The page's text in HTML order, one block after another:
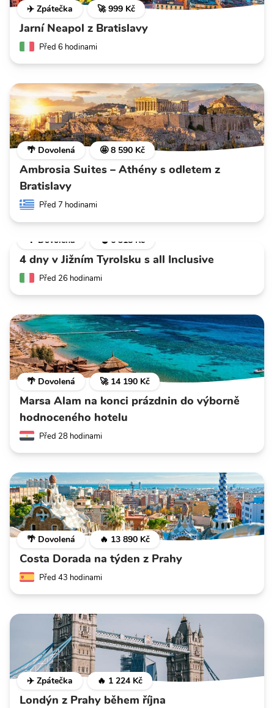
✈️ Zpátečka 🚀 999 Kč
Jarní Neapol z Bratislavy
Před 6 hodinami
🌴 Dovolená 🤩 8 590 Kč
Ambrosia Suites – Athény s odletem z
Bratislavy
Před 7 hodinami
🌴 Dovolená 💣 6 318 Kč
4 dny v Jižním Tyrolsku s all Inclusive
Před 26 hodinami
🌴 Dovolená 🚀 14 190 Kč
Marsa Alam na konci prázdnin do výborně
hodnoceného hotelu
Před 28 hodinami
🌴 Dovolená 🔥 13 890 Kč
Costa Dorada na týden z Prahy
Před 43 hodinami
✈️ Zpátečka 🔥 1 224 Kč
Londýn z Prahy během října